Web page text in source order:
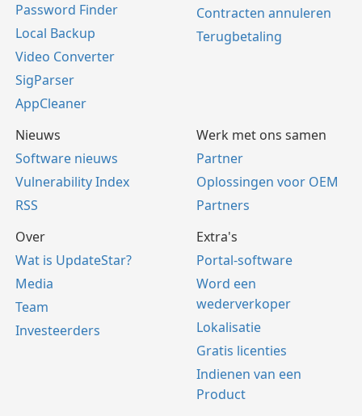
Password Finder
Local Backup
Video Converter
SigParser
AppCleaner
Contracten annuleren
Terugbetaling
Nieuws
Software nieuws
Vulnerability Index
RSS
Werk met ons samen
Partner
Oplossingen voor OEM
Partners
Over
Wat is UpdateStar?
Media
Team
Investeerders
Extra's
Portal-software
Word een
wederverkoper
Lokalisatie
Gratis licenties
Indienen van een
Product